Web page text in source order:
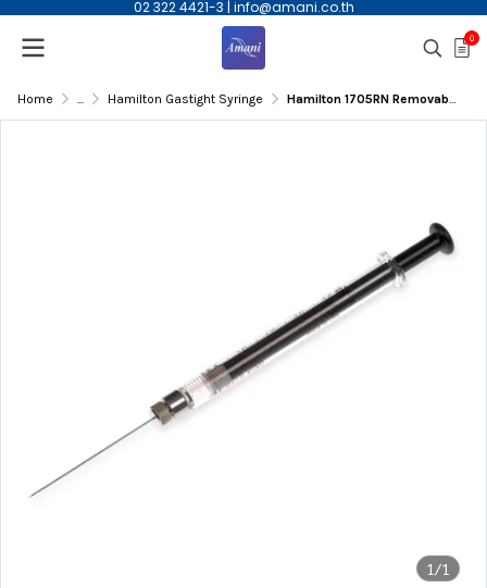
02 322 4421-3 | info@amani.co.th
0
Home ... Hamilton Gastight Syringe Hamilton 1705RN Removable Needle GasTight syringe,50ul - Calibrated
1/1